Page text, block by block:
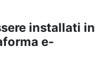
installati in
e-